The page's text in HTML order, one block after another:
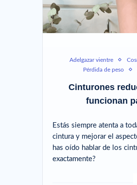
Adelgazar vientre
Pérdida de peso
Cinturones
funcionan
Estás siempre atenta a
cintura y mejorar el
has oído hablar de los
exactamente?